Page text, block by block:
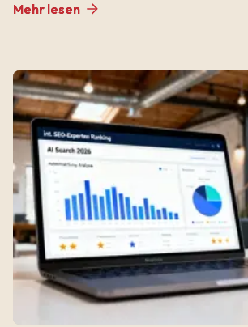
Mehr lesen